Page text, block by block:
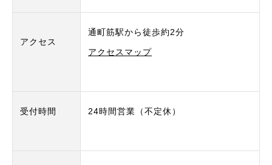
アクセス
通町筋駅から徒歩約2分
アクセスマップ
受付時間 24時間営業（不定休）